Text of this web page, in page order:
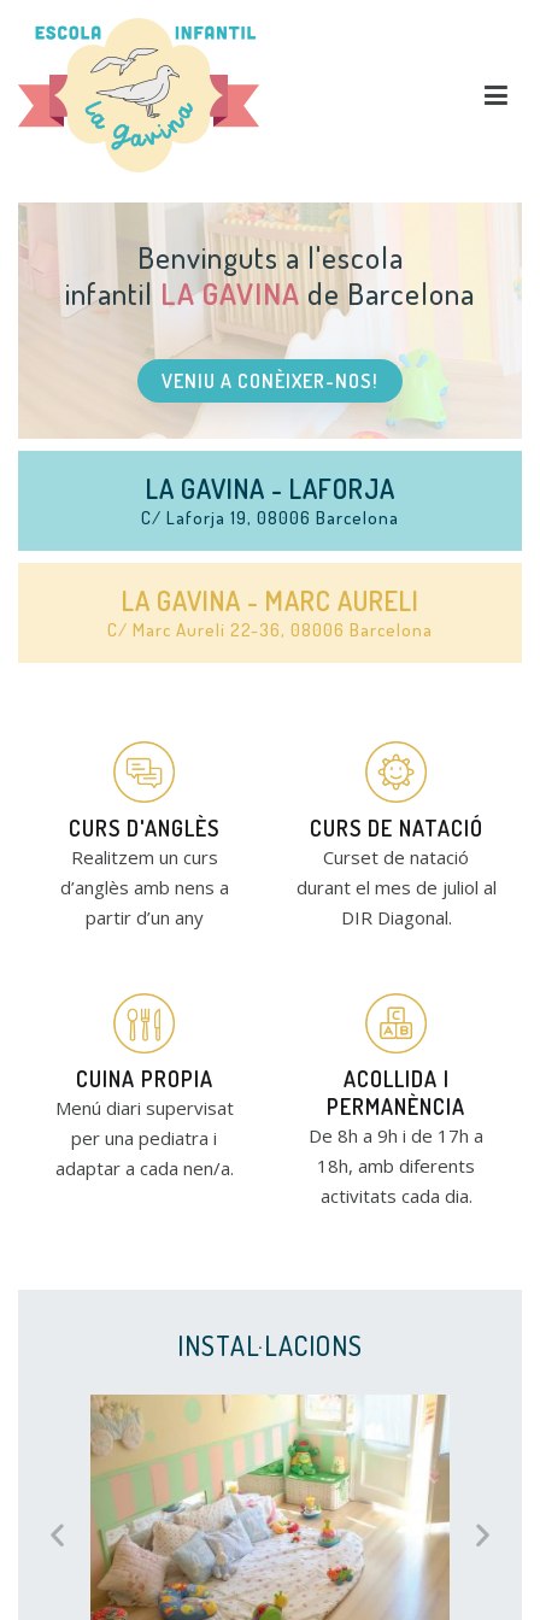
Benvinguts a l'escola
infantil LA GAVINA de Barcelona
VENIU A CONÈIXER-NOS!
LA GAVINA - LAFORJA
C/ Laforja 19, 08006 Barcelona
LA GAVINA - MARC AURELI
C/ Marc Aureli 22-36, 08006 Barcelona
CURS D'ANGLÈS
Realitzem un curs
d’anglès amb nens a
partir d’un any
CURS DE NATACIÓ
Curset de natació
durant el mes de juliol al
DIR Diagonal.
CUINA PROPIA
Menú diari supervisat
per una pediatra i
adaptar a cada nen/a.
ACOLLIDA I
PERMANÈNCIA
De 8h a 9h i de 17h a
18h, amb diferents
activitats cada dia.
INSTAL·LACIONS